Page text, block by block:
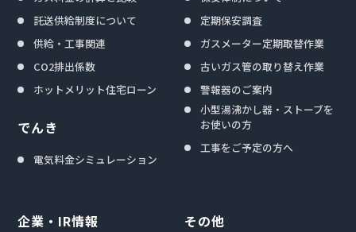
託送供給制度について
供給・工事関連
CO2排出係数
ホットメリット住宅ローン
でんき
電気料金シミュレーション
定期保安調査
ガスメーター定期取替作業
古いガス管の取り替え作業
警報器のご案内
小型湯沸かし器・ストーブを
お使いの方
工事をご予定の方へ
企業・IR情報 その他